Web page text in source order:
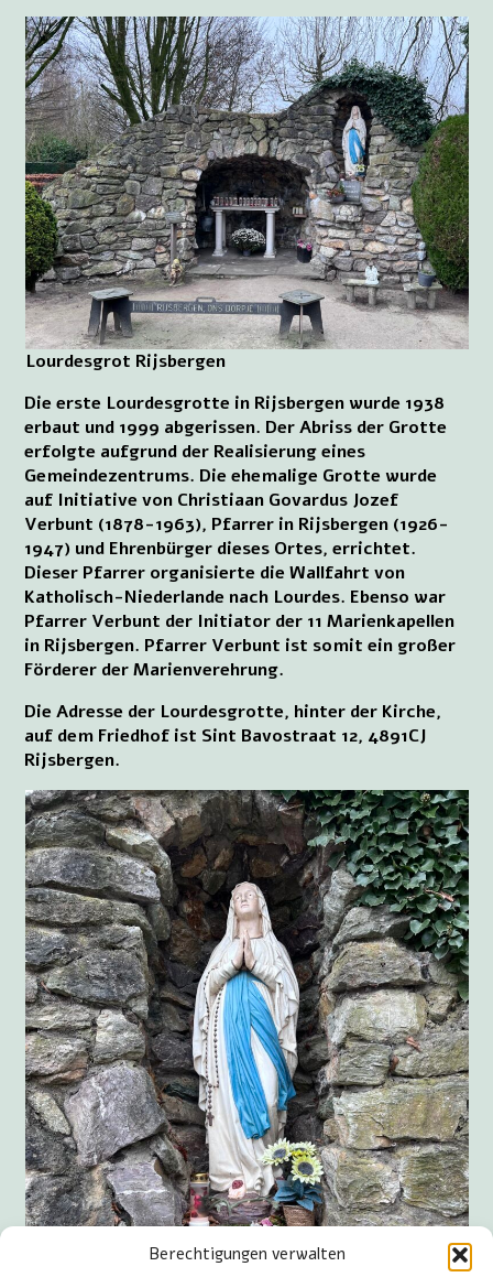
Berechtigungen verwalten
Lourdesgrot Rijsbergen
Die erste Lourdesgrotte in Rijsbergen wurde 1938
erbaut und 1999 abgerissen. Der Abriss der Grotte
erfolgte aufgrund der Realisierung eines
Gemeindezentrums. Die ehemalige Grotte wurde
auf Initiative von Christiaan Govardus Jozef
Verbunt (1878-1963), Pfarrer in Rijsbergen (1926-
1947) und Ehrenbürger dieses Ortes, errichtet.
Dieser Pfarrer organisierte die Wallfahrt von
Katholisch-Niederlande nach Lourdes. Ebenso war
Pfarrer Verbunt der Initiator der 11 Marienkapellen
in Rijsbergen. Pfarrer Verbunt ist somit ein großer
Förderer der Marienverehrung.
Die Adresse der Lourdesgrotte, hinter der Kirche,
auf dem Friedhof ist Sint Bavostraat 12, 4891CJ
Rijsbergen.